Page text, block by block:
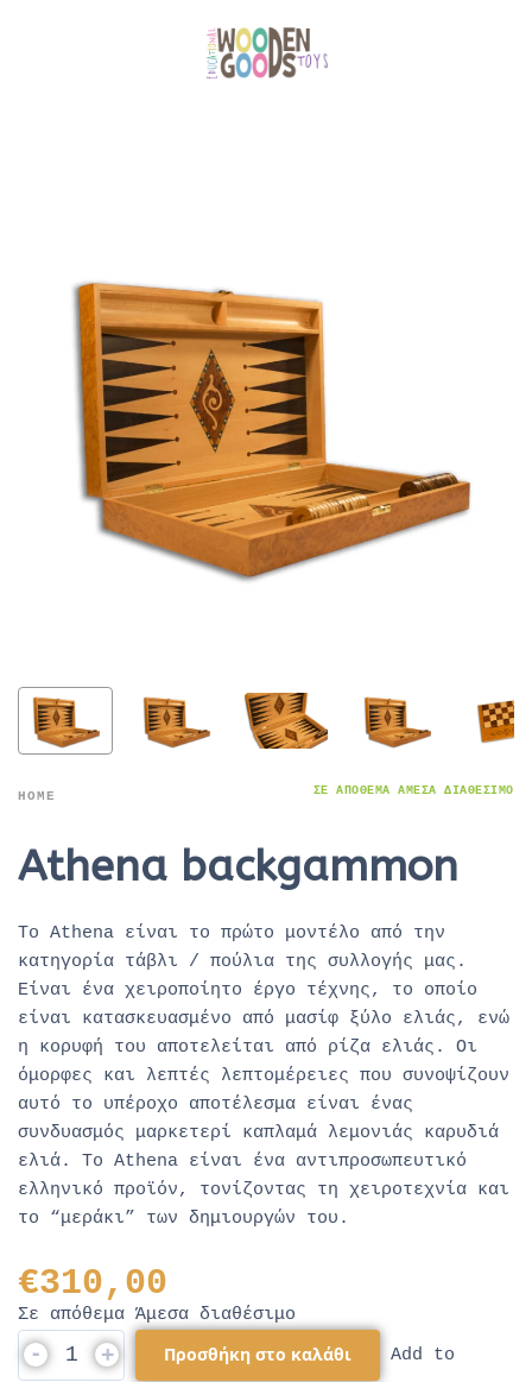
HOME ΣΕ ΑΠΌΘΕΜΑ ΆΜΕΣΑ ΔΙΑΘΈΣΙΜΟ
Athena backgammon
Το Athena είναι το πρώτο μοντέλο από την
κατηγορία τάβλι / πούλια της συλλογής μας.
Είναι ένα χειροποίητο έργο τέχνης, το οποίο
είναι κατασκευασμένο από μασίφ ξύλο ελιάς, ενώ
η κορυφή του αποτελείται από ρίζα ελιάς. Οι
όμορφες και λεπτές λεπτομέρειες που συνοψίζουν
αυτό το υπέροχο αποτέλεσμα είναι ένας
συνδυασμός μαρκετερί καπλαμά λεμονιάς καρυδιά
ελιά. Το Athena είναι ένα αντιπροσωπευτικό
ελληνικό προϊόν, τονίζοντας τη χειροτεχνία και
το “μεράκι” των δημιουργών του.
€310,00
Σε απόθεμα Άμεσα διαθέσιμο
- + Προσθήκη στο καλάθι
Add to